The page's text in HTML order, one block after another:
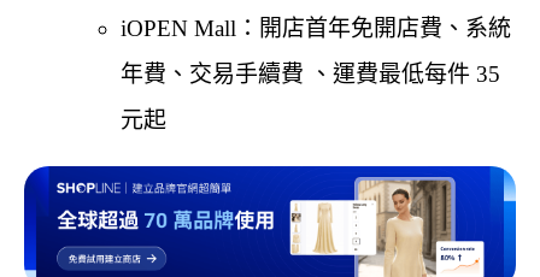
iOPEN Mall：開店首年免開店費、系統
年費、交易手續費 、運費最低每件 35
元起